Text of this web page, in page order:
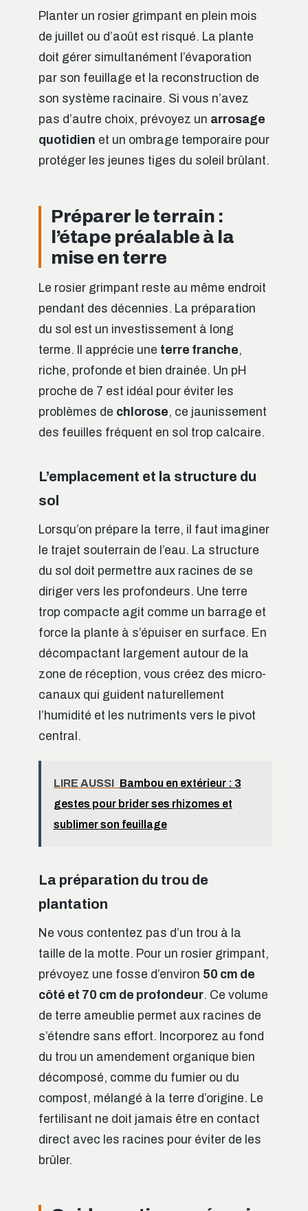
Planter un rosier grimpant en plein mois
de juillet ou d’août est risqué. La plante
doit gérer simultanément l’évaporation
par son feuillage et la reconstruction de
son système racinaire. Si vous n’avez
pas d’autre choix, prévoyez un arrosage
quotidien et un ombrage temporaire pour
protéger les jeunes tiges du soleil brûlant.
Préparer le terrain :
l’étape préalable à la
mise en terre
Le rosier grimpant reste au même endroit
pendant des décennies. La préparation
du sol est un investissement à long
terme. Il apprécie une terre franche,
riche, profonde et bien drainée. Un pH
proche de 7 est idéal pour éviter les
problèmes de chlorose, ce jaunissement
des feuilles fréquent en sol trop calcaire.
L’emplacement et la structure du
sol
Lorsqu’on prépare la terre, il faut imaginer
le trajet souterrain de l’eau. La structure
du sol doit permettre aux racines de se
diriger vers les profondeurs. Une terre
trop compacte agit comme un barrage et
force la plante à s’épuiser en surface. En
décompactant largement autour de la
zone de réception, vous créez des micro-
canaux qui guident naturellement
l’humidité et les nutriments vers le pivot
central.
LIRE AUSSI Bambou en extérieur : 3
gestes pour brider ses rhizomes et
sublimer son feuillage
La préparation du trou de
plantation
Ne vous contentez pas d’un trou à la
taille de la motte. Pour un rosier grimpant,
prévoyez une fosse d’environ 50 cm de
côté et 70 cm de profondeur. Ce volume
de terre ameublie permet aux racines de
s’étendre sans effort. Incorporez au fond
du trou un amendement organique bien
décomposé, comme du fumier ou du
compost, mélangé à la terre d’origine. Le
fertilisant ne doit jamais être en contact
direct avec les racines pour éviter de les
brûler.